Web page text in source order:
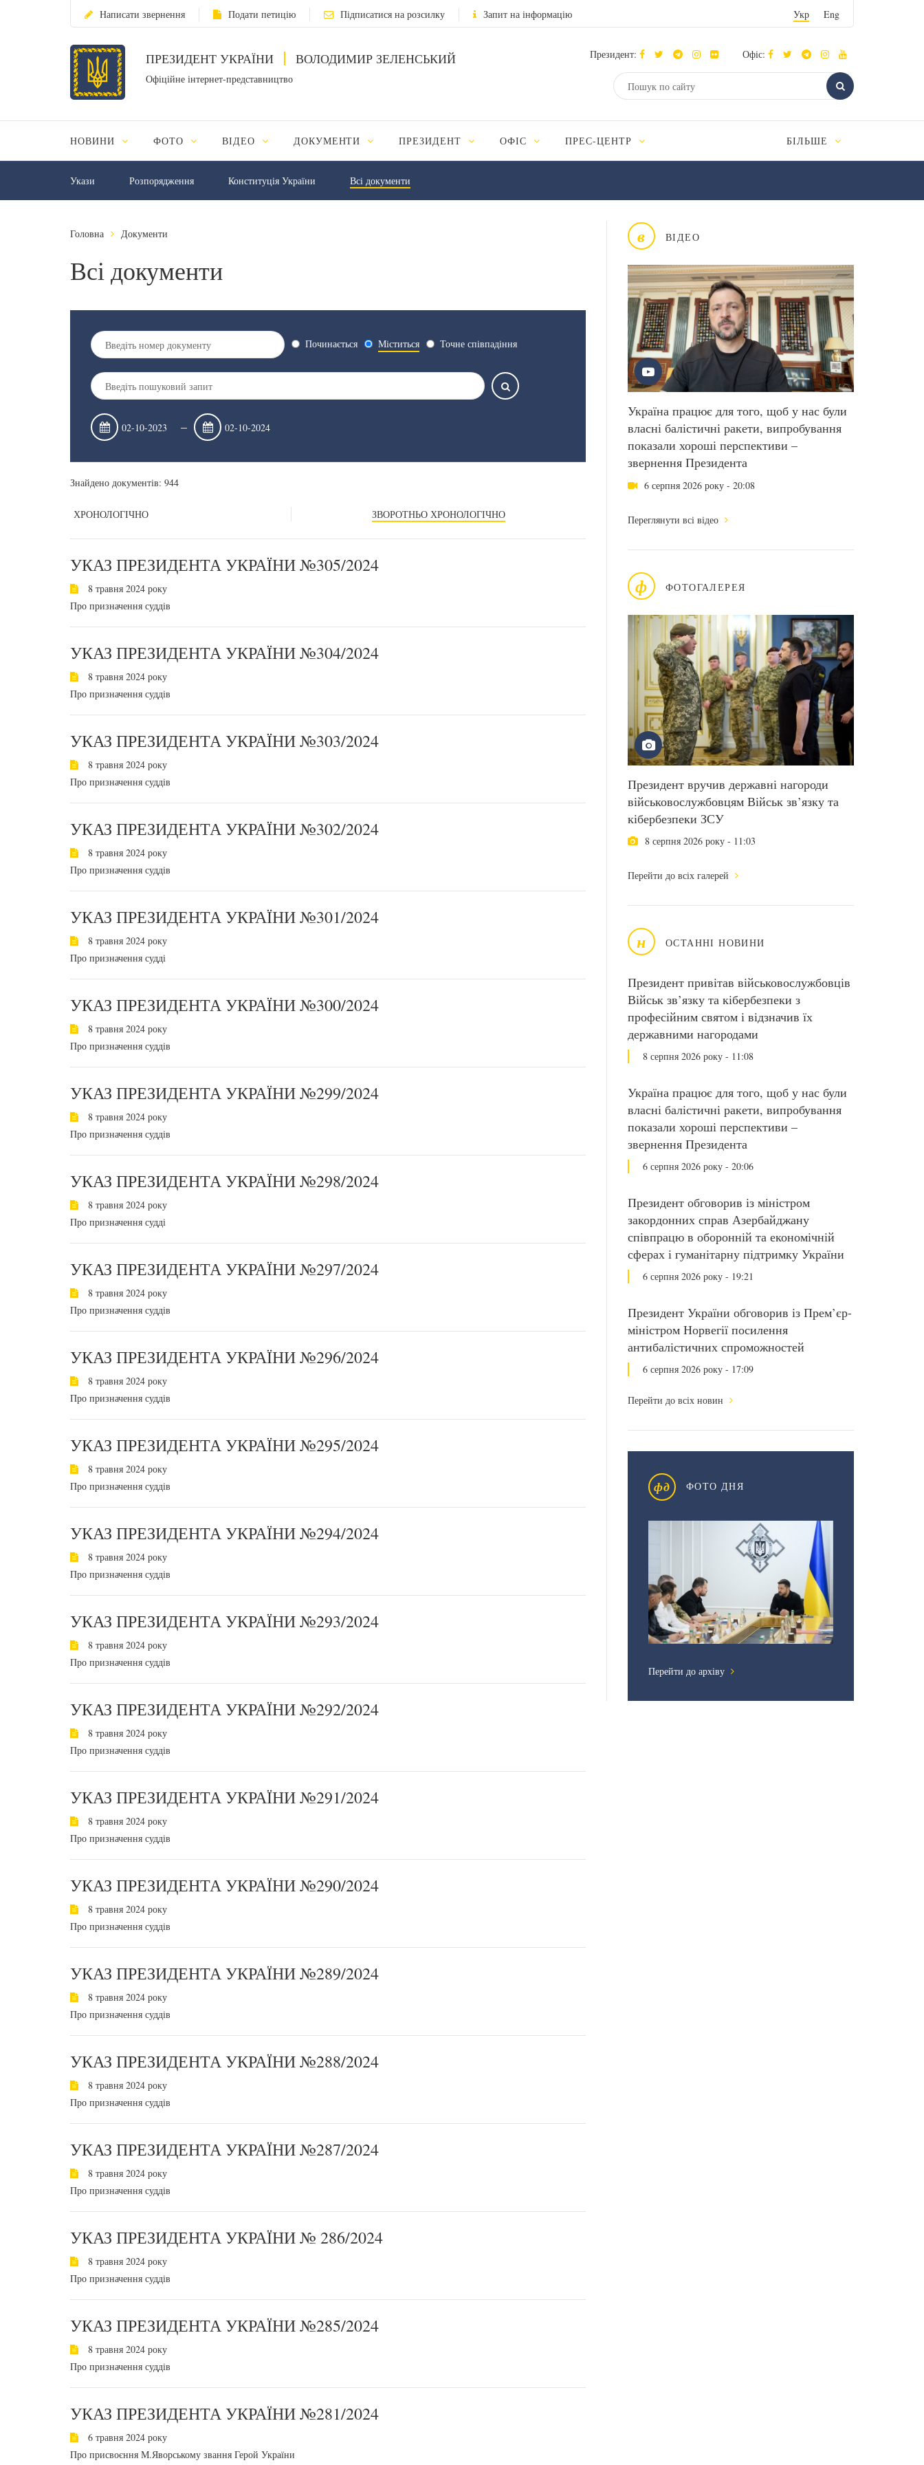
Написати звернення Подати петицію Підписатися на розсилку Запит на інформацію Укр Eng
ПРЕЗИДЕНТ УКРАЇНИ ВОЛОДИМИР ЗЕЛЕНСЬКИЙ
Офіційне інтернет-представництво
Президент: Офіс:
НОВИНИ ФОТО ВІДЕО ДОКУМЕНТИ ПРЕЗИДЕНТ ОФІС ПРЕС-ЦЕНТР БІЛЬШЕ
Укази Розпорядження Конституція України Всі документи
в ВІДЕО
Україна працює для того, щоб у нас були
власні балістичні ракети, випробування
показали хороші перспективи –
звернення Президента
6 серпня 2026 року - 20:08
Переглянути всі відео
ф ФОТОГАЛЕРЕЯ
Президент вручив державні нагороди
військовослужбовцям Військ зв’язку та
кібербезпеки ЗСУ
8 серпня 2026 року - 11:03
Перейти до всіх галерей
н ОСТАННІ НОВИНИ
Президент привітав військовослужбовців
Військ зв’язку та кібербезпеки з
професійним святом і відзначив їх
державними нагородами
8 серпня 2026 року - 11:08
Україна працює для того, щоб у нас були
власні балістичні ракети, випробування
показали хороші перспективи –
звернення Президента
6 серпня 2026 року - 20:06
Президент обговорив із міністром
закордонних справ Азербайджану
співпрацю в оборонній та економічній
сферах і гуманітарну підтримку України
6 серпня 2026 року - 19:21
Президент України обговорив із Прем’єр-
міністром Норвегії посилення
антибалістичних спроможностей
6 серпня 2026 року - 17:09
Перейти до всіх новин
фд ФОТО ДНЯ
Перейти до архіву
Головна Документи
Всі документи
Починається Міститься Точне співпадіння
–
Знайдено документів: 944
ХРОНОЛОГІЧНО ЗВОРОТНЬО ХРОНОЛОГІЧНО
УКАЗ ПРЕЗИДЕНТА УКРАЇНИ №305/2024
8 травня 2024 року
Про призначення суддів
УКАЗ ПРЕЗИДЕНТА УКРАЇНИ №304/2024
8 травня 2024 року
Про призначення суддів
УКАЗ ПРЕЗИДЕНТА УКРАЇНИ №303/2024
8 травня 2024 року
Про призначення суддів
УКАЗ ПРЕЗИДЕНТА УКРАЇНИ №302/2024
8 травня 2024 року
Про призначення суддів
УКАЗ ПРЕЗИДЕНТА УКРАЇНИ №301/2024
8 травня 2024 року
Про призначення судді
УКАЗ ПРЕЗИДЕНТА УКРАЇНИ №300/2024
8 травня 2024 року
Про призначення суддів
УКАЗ ПРЕЗИДЕНТА УКРАЇНИ №299/2024
8 травня 2024 року
Про призначення суддів
УКАЗ ПРЕЗИДЕНТА УКРАЇНИ №298/2024
8 травня 2024 року
Про призначення судді
УКАЗ ПРЕЗИДЕНТА УКРАЇНИ №297/2024
8 травня 2024 року
Про призначення суддів
УКАЗ ПРЕЗИДЕНТА УКРАЇНИ №296/2024
8 травня 2024 року
Про призначення суддів
УКАЗ ПРЕЗИДЕНТА УКРАЇНИ №295/2024
8 травня 2024 року
Про призначення суддів
УКАЗ ПРЕЗИДЕНТА УКРАЇНИ №294/2024
8 травня 2024 року
Про призначення суддів
УКАЗ ПРЕЗИДЕНТА УКРАЇНИ №293/2024
8 травня 2024 року
Про призначення суддів
УКАЗ ПРЕЗИДЕНТА УКРАЇНИ №292/2024
8 травня 2024 року
Про призначення суддів
УКАЗ ПРЕЗИДЕНТА УКРАЇНИ №291/2024
8 травня 2024 року
Про призначення суддів
УКАЗ ПРЕЗИДЕНТА УКРАЇНИ №290/2024
8 травня 2024 року
Про призначення суддів
УКАЗ ПРЕЗИДЕНТА УКРАЇНИ №289/2024
8 травня 2024 року
Про призначення суддів
УКАЗ ПРЕЗИДЕНТА УКРАЇНИ №288/2024
8 травня 2024 року
Про призначення суддів
УКАЗ ПРЕЗИДЕНТА УКРАЇНИ №287/2024
8 травня 2024 року
Про призначення суддів
УКАЗ ПРЕЗИДЕНТА УКРАЇНИ № 286/2024
8 травня 2024 року
Про призначення суддів
УКАЗ ПРЕЗИДЕНТА УКРАЇНИ №285/2024
8 травня 2024 року
Про призначення суддів
УКАЗ ПРЕЗИДЕНТА УКРАЇНИ №281/2024
6 травня 2024 року
Про присвоєння М.Яворському звання Герой України